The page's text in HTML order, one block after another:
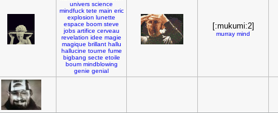
univers science
mindfuck tete main eric
explosion lunette
espace boom steve
jobs artifice cerveau
revelation idee magie
magique brillant hallu
hallucine tourne fume
bigbang secte etoile
boum mindblowing
genie genial
[:mukumi:2]
murray mind